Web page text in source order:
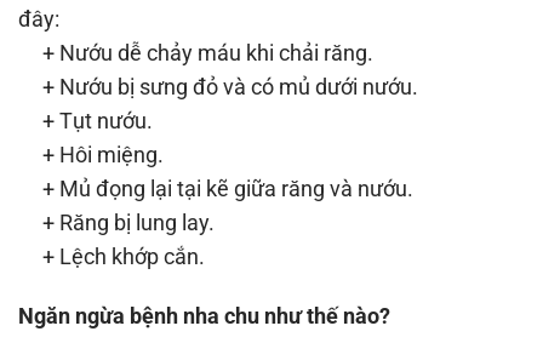
đây:
+ Nướu dễ chảy máu khi chải răng.
+ Nướu bị sưng đỏ và có mủ dưới nướu.
+ Tụt nướu.
+ Hôi miệng.
+ Mủ đọng lại tại kẽ giữa răng và nướu.
+ Răng bị lung lay.
+ Lệch khớp cắn.
Ngăn ngừa bệnh nha chu như thế nào?